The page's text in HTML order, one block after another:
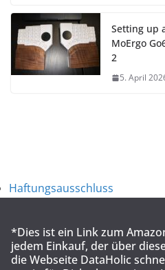
Setting up
MoErgo
2
5. April
Haftungsausschluss
*Dies ist ein Link zum
jedem Einkauf, der über
die Webseite DataHolic